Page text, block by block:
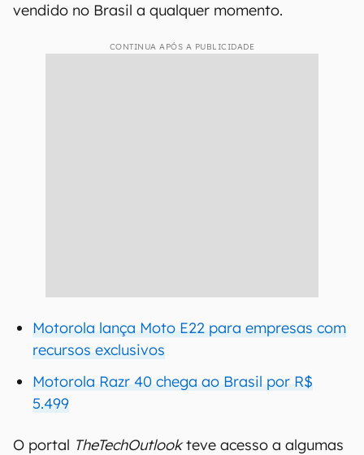
vendido no Brasil a qualquer momento.
CONTINUA APÓS A PUBLICIDADE
Motorola lança Moto E22 para empresas com
recursos exclusivos
Motorola Razr 40 chega ao Brasil por R$
5.499
O portal TheTechOutlookteve acesso a algumas